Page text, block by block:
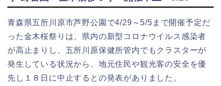
青森県五所川原市芦野公園で4/29～5/5まで開催予定だ
った金木桜祭りは、県内の新型コロナウイルス感染者
が高止まりし、五所川原保健所管内でもクラスターが
発生している状況から、地元住民や観光客の安全を優
先し１８日に中止するとの発表がありました。